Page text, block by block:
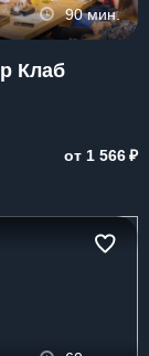
90 мин.
Клаб
от 1 566₽